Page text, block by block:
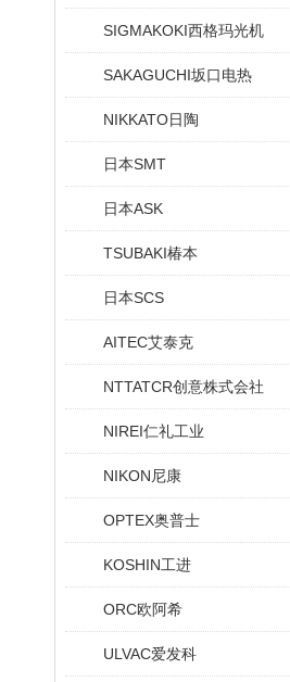
SIGMAKOKI西格玛光机
SAKAGUCHI坂口电热
NIKKATO日陶
日本SMT
日本ASK
TSUBAKI椿本
日本SCS
AITEC艾泰克
NTTATCR创意株式会社
NIREI仁礼工业
NIKON尼康
OPTEX奥普士
KOSHIN工进
ORC欧阿希
ULVAC爱发科